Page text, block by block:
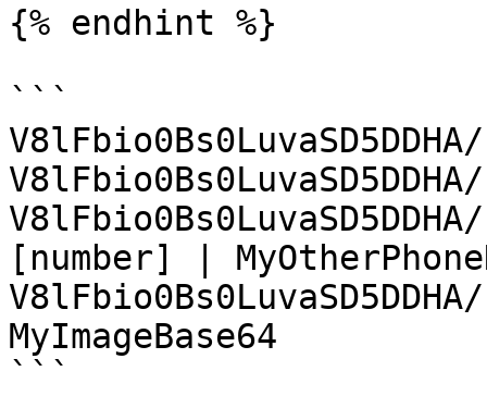
{% endhint %}
```
[number] |
MyImageBase64
```